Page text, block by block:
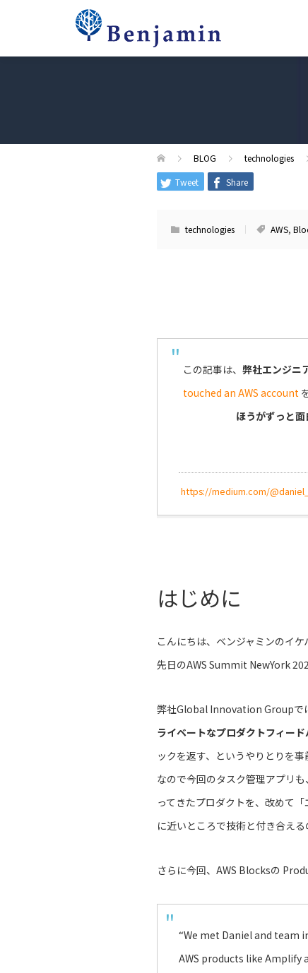
BLOG technologies
Tweet
Share
technologies AWS,
この記事は、 弊社エンジニ
touched an AWS account
ほうがずっと面
https://medium.com/
はじめに
こんにちは、ベンジャミンのイケ
先日のAWS Summit NewYork
弊社Global Innovation Groupで
ライベートなプロダクトフィー
ックを返す、というやりとりを事
なので今回のタスク管理アプリ
ってきたプロダクトを、改めて
に近いところで技術と付き合え
さらに今回、AWS Blocksの
“We met Daniel and team
AWS products like Amplify